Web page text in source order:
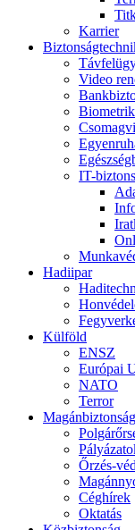
Karrier
Video
IT-
Hadiipar
Külföld
ENSZ
Európai
NATO
Terror
Magánbiztonság
Őrzés-
Céghírek
Oktatás